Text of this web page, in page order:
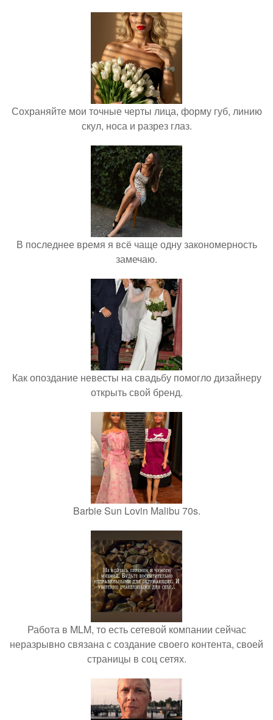
Сохраняйте мои точные черты лица, форму губ, линию
скул, носа и разрез глаз.
В последнее время я всё чаще одну закономерность
замечаю.
Как опоздание невесты на свадьбу помогло дизайнеру
открыть свой бренд.
Barbie Sun Lovin Malibu 70s.
Работа в MLM, то есть сетевой компании сейчас
неразрывно связана с создание своего контента, своей
страницы в соц сетях.